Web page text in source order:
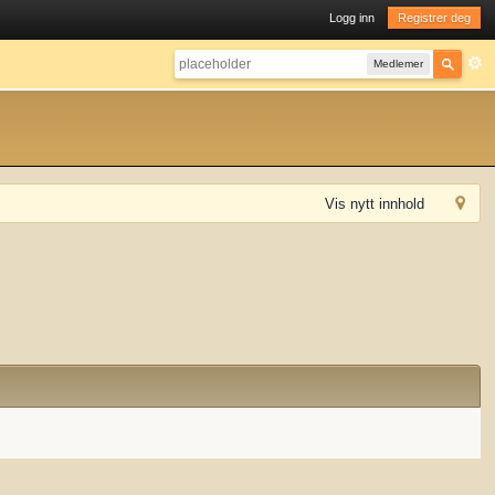
Logg inn Registrer deg
Medlemer
Vis nytt innhold